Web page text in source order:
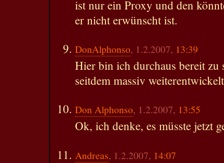
ist nur ein Proxy und den
er nicht erwünscht ist.
DonAlphonso, 1.2.2007, 13:39
Hier bin ich durchaus bereit zu
seitdem massiv
Don Alphonso, 1.2.2007, 13:55
Ok, ich denke, es müsste jetzt
Andreas, 1.2.2007, 14:07